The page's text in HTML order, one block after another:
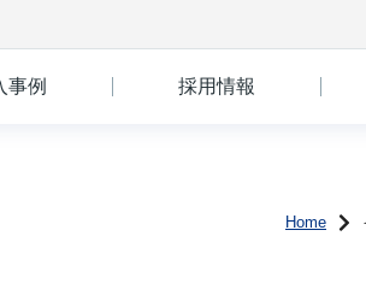
事例 採用情報
Home